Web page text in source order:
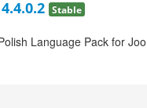
Stable
Language Pack for